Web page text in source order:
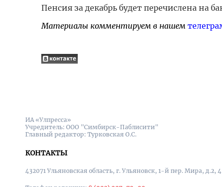
Пенсия за декабрь будет перечислена на
Материалы комментируем в нашем
ИА «Улпресса»
Учредитель: ООО "Симбирск-Паблисити"
Главный редактор: Турковская О.С.
КОНТАКТЫ
432071 Ульяновская область, г. Ульяновск, 1-й пер. Мира, д.2,